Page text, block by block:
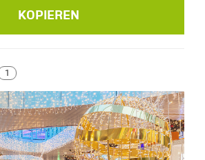
KOPIEREN
1